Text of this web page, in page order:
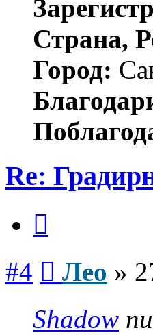
Страна,
Город:
Re:
#4 Лео »
Shadow